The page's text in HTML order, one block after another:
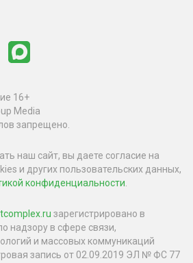
16+
Media
запрещено.
наш сайт, вы даете согласие на
и других пользовательских данных,
конфиденциальности
зарегистрировано в
надзору в сфере связи,
и массовых коммуникаций
запись от 02.09.2019 ЭЛ № ФС 77